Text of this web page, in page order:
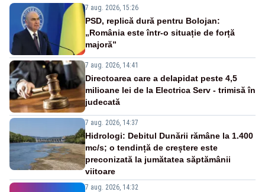
7 aug. 2026, 15:26
PSD, replică dură pentru Bolojan:
„România este într-o situație de forță
majoră”
7 aug. 2026, 14:41
Directoarea care a delapidat peste 4,5
milioane lei de la Electrica Serv - trimisă în
judecată
7 aug. 2026, 14:37
Hidrologi: Debitul Dunării rămâne la 1.400
mc/s; o tendință de creștere este
preconizată la jumătatea săptămânii
viitoare
7 aug. 2026, 14:32